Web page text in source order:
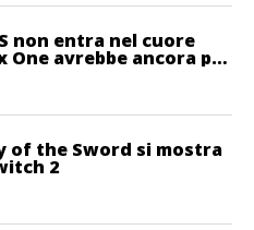
non entra nel cuore
One avrebbe ancora più
of the Sword si mostra
2